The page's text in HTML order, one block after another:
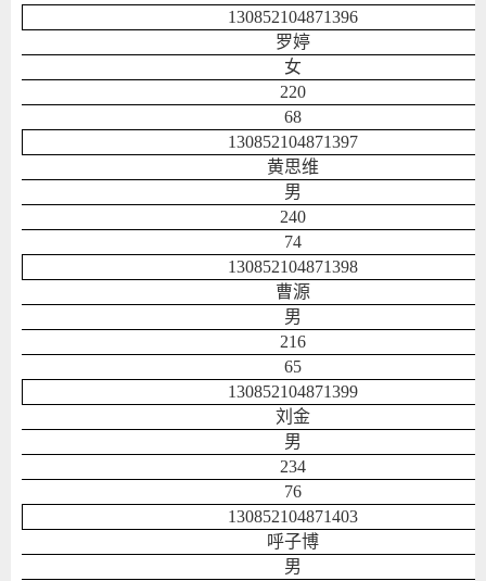
130852104871396
罗婷
女
220
68
130852104871397
黄思维
男
240
74
130852104871398
曹源
男
216
65
130852104871399
刘金
男
234
76
130852104871403
呼子博
男